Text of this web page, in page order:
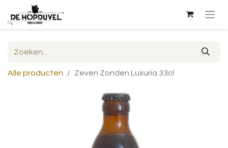
Alle producten Zeven Zonden Luxuria 33cl